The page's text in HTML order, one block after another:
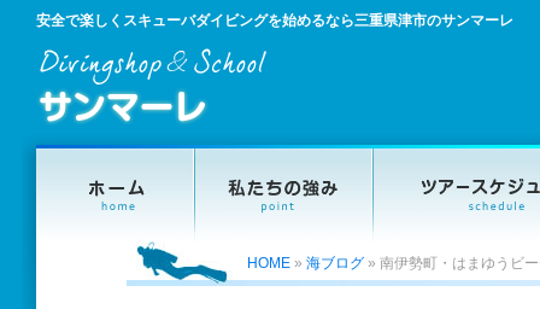
安全で楽しくスキューバダイビングを始めるなら三重県津市のサンマーレ
HOME » 海ブログ » 南伊勢町・はまゆうビ